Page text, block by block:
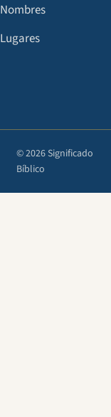
Nombres
Lugares
© 2026 Significado
Bíblico